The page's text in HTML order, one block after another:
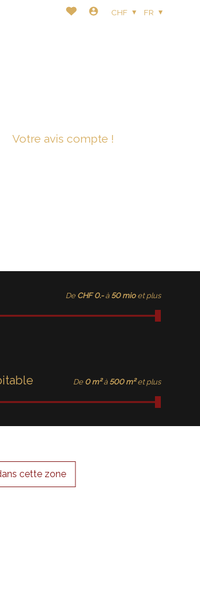
Votre avis compte !
CHF FR
De CHF 0.- à 50 mio et plus
De 0 m² à 500 m² et plus
cette zone